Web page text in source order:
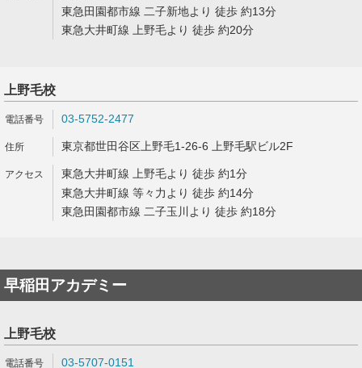
東急田園都市線 二子新地より 徒歩 約13分
東急大井町線 上野毛より 徒歩 約20分
上野毛校
03-5752-2477
東京都世田谷区上野毛1-26-6 上野毛駅ビル2F
東急大井町線 上野毛より 徒歩 約1分
東急大井町線 等々力より 徒歩 約14分
東急田園都市線 二子玉川より 徒歩 約18分
早稲田アカデミー
上野毛校
03-5707-0151